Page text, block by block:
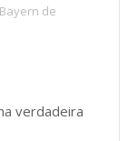
Bayern de
verdadeira